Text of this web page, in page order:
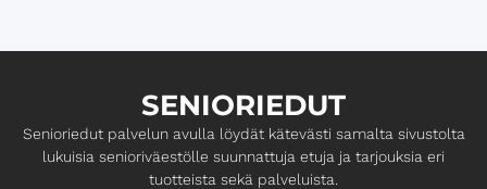
SENIORIEDUT
Senioriedut palvelun avulla löydät kätevästi samalta ​sivustolta
lukuisia senioriväestölle suunnattuja etuja ja ​tarjouksia eri
tuotteista sekä palveluista.